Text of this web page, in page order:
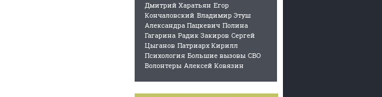
Дмитрий Харатьян Егор
Кончаловский Владимир Этуш
Александра Пацкевич Полина
Гагарина Радик Закиров Сергей
Цыганов Патриарх Кирилл
Психология Большие вызовы СВО
Волонтеры Алексей Ковязин